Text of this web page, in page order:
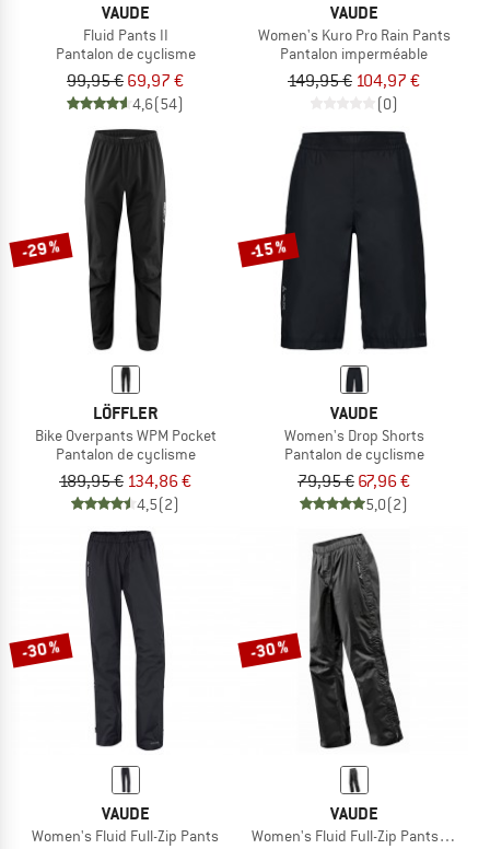
VAUDE
Fluid Pants II
Pantalon de cyclisme
99,95 € 69,97 €
4,6(54)
VAUDE
Women's Kuro Pro Rain Pants
Pantalon imperméable
149,95 € 104,97 €
(0)
-29 %
LÖFFLER
Bike Overpants WPM Pocket
Pantalon de cyclisme
189,95 € 134,86 €
4,5(2)
-15 %
VAUDE
Women's Drop Shorts
Pantalon de cyclisme
79,95 € 67,96 €
5,0(2)
-30 %
VAUDE
Women's Fluid Full-Zip Pants
-30 %
VAUDE
Women's Fluid Full-Zip Pants S/S